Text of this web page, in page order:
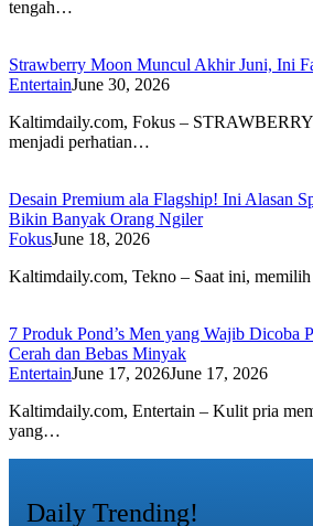
tengah…
Strawberry Moon Muncul Akhir Juni, Ini
EntertainJune 30, 2026
Kaltimdaily.com, Fokus –
menjadi perhatian…
Desain Premium ala Flagship! Ini Alasan
Bikin Banyak Orang Ngiler
FokusJune 18, 2026
Kaltimdaily.com, Tekno – Saat ini,
7 Produk Pond’s Men yang Wajib Dicoba
Cerah dan Bebas Minyak
EntertainJune 17, 2026June 17, 2026
Kaltimdaily.com, Entertain – Kulit pria
yang…
Daily Trending!